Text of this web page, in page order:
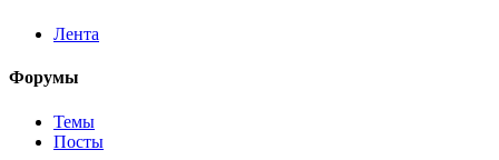
Лента
Форумы
Темы
Посты